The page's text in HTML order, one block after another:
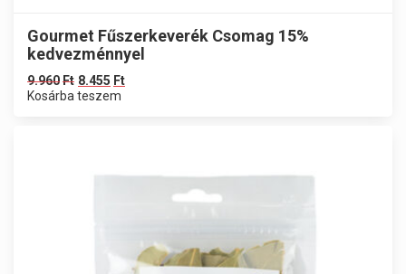
Gourmet Fűszerkeverék Csomag 15%
kedvezménnyel
9.960Ft 8.455 Ft
Kosárba teszem